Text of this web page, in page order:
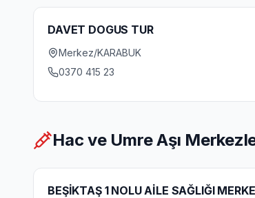
DAVET DOGUS TUR
Merkez/KARABUK
0370 415 23
Hac ve Umre Aşı
BEŞİKTAŞ 1 NOLU AİLE SAĞLIĞI